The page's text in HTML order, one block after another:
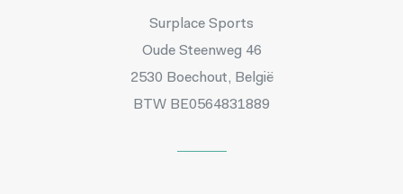
Surplace Sports
Oude Steenweg 46
2530 Boechout, België
BTW BE0564831889